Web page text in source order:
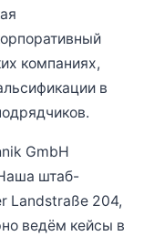
компаниях,
в
GmbH
штаб-
Landstraße 204,
ведём кейсы в